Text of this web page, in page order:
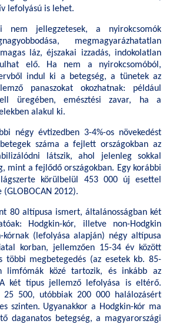
lefolyású is lehet.
jellegzetesek, a nyirokcsomók
megmagyarázhatatlan
láz, éjszakai izzadás, indokolatlan
elő. Ha nem a nyirokcsomóból,
indul ki a betegség, a tünetek az
panaszokat okozhatnak: például
üregében, emésztési zavar, ha a
alakul ki.
négy évtizedben 3-4%-os növekedést
száma a fejlett országokban az
látszik, ahol jelenleg sokkal
mint a fejlődő országokban. Egy korábbi
körülbelül 453 000 új esettel
2012).
80 altípusa ismert, általánosságban két
Hodgkin-kór, illetve non-Hodgkin
kórnak (lefolyása alapján) négy altípusa
korban, jellemzően 15-34 év között
többi megbetegedés (az esetek kb. 85-
limfómák közé tartozik, és inkább az
két típus jellemző lefolyása is eltérő.
25 500, utóbbiak 200 000 halálozásért
szinten. Ugyanakkor a Hodgkin-kór ma
daganatos betegség, a magyarországi